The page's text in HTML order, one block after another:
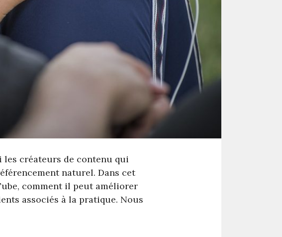
les créateurs de contenu qui
naturel. Dans cet
comment il peut améliorer
associés à la pratique. Nous